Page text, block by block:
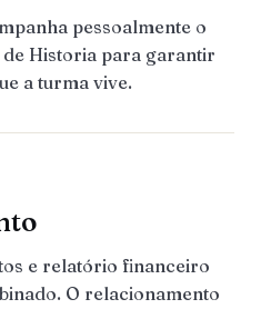
pessoalmente o
de Historia para garantir
a turma vive.
e relatório financeiro
O relacionamento